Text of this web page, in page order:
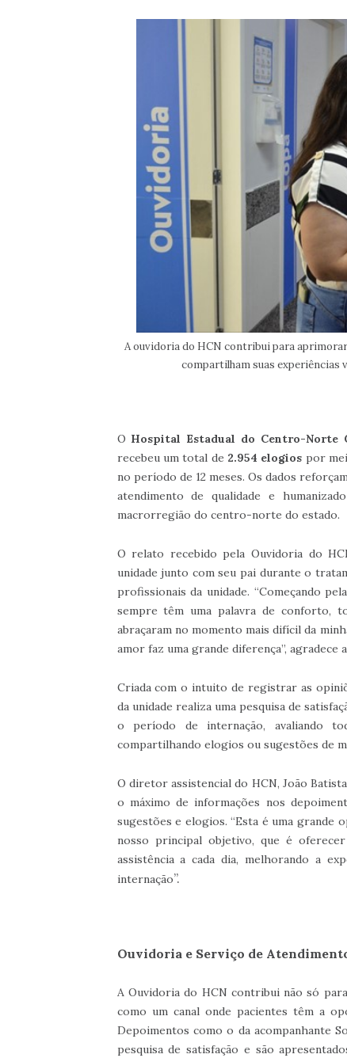
A ouvidoria do HCN contribui para
compartilham suas
O Hospital Estadual do Centro-Norte
recebeu um total de 2.954 elogios por
no período de 12 meses. Os dados
atendimento de qualidade e
macrorregião do centro-norte do estado.
O relato recebido pela Ouvidoria do
unidade junto com seu pai durante o
profissionais da unidade. “Começando
sempre têm uma palavra de conforto,
abraçaram no momento mais difícil da
amor faz uma grande diferença”, agradece
Criada com o intuito de registrar as
da unidade realiza uma pesquisa de
o período de internação, avaliando
compartilhando elogios ou sugestões de
O diretor assistencial do HCN, João
o máximo de informações nos
sugestões e elogios. “Esta é uma
nosso principal objetivo, que é
assistência a cada dia, melhorando a
internação”.
Ouvidoria e Serviço de
A Ouvidoria do HCN contribui não só
como um canal onde pacientes têm a
Depoimentos como o da acompanhante
pesquisa de satisfação e são